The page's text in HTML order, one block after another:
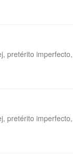
pretérito imperfecto,
pretérito imperfecto,